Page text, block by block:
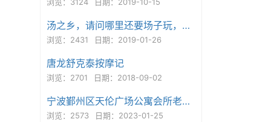
汤之乡，请问哪里还要场子玩，干净的
浏览：2431 日期：2019-01-26
唐龙舒克泰按摩记
浏览：2701 日期：2018-09-02
宁波鄞州区天伦广场公寓会所老牌楼凤秋秋爽记
浏览：2573 日期：2023-01-25